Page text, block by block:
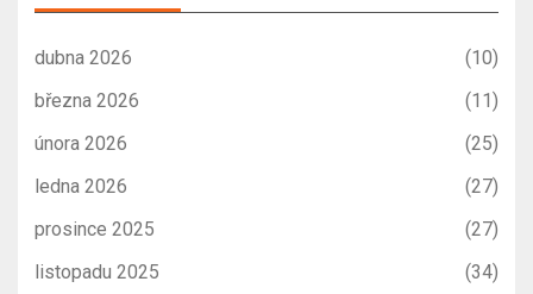
dubna 2026
(10)
března 2026
(11)
února 2026
(25)
ledna 2026
(27)
prosince 2025
(27)
listopadu 2025
(34)